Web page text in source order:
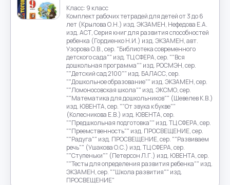
Класс: 9 класс
Комплект рабочих тетрадей для детей от 3 до 6
лет (Крылова О.Н.) изд. ЭКЗАМЕН, Нефедова Е.А.
изд. АСТ, Серия книг для развития способностей
ребенка (Гордиенко Н.И.) изд. ЭКЗАМЕН, авт.
Узорова О.В., сер. "Библиотека современного
детского сада"" изд. ТЦ СФЕРА, сер. ""Вся
дошкольная программа"" изд. РОСМЭН, сер.
""Детский сад 2100"" изд. БАЛАСС, сер.
""Дошкольное образование"" изд. ЭКЗАМЕН, сер.
""Ломоносовская школа"" изд. ЭКСМО, сер.
""Математика для дошкольников"" (Шевелев К.В.)
изд. ЮВЕНТА, сер. ""От звука к букве""
(Колесникова Е.В.) изд. ЮВЕНТА, сер.
""Предшкольная подготовка"" изд. ТЦ СФЕРА, сер.
""Преемственность"" изд. ПРОСВЕЩЕНИЕ, сер.
""Радуга"" изд. ПРОСВЕЩЕНИЕ, сер. ""Развиваем
речь"" (Ушакова О.С.) изд. ТЦ СФЕРА, сер.
""Ступеньки"" (Петерсон Л.Г.) изд. ЮВЕНТА, сер.
""Тесты для определения развития ребенка"" изд.
ЭКЗАМЕН, сер. ""Школа развития"" изд.
ПРОСВЕЩЕНИЕ"